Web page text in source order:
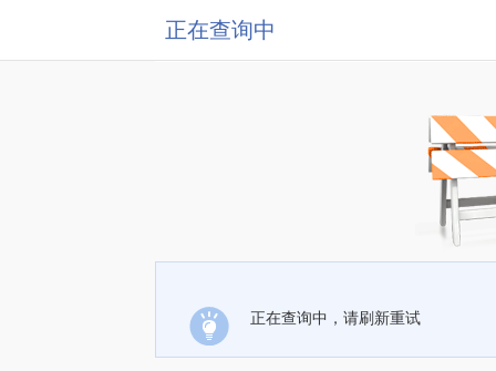
正在查询中
正在查询中，请刷新重试